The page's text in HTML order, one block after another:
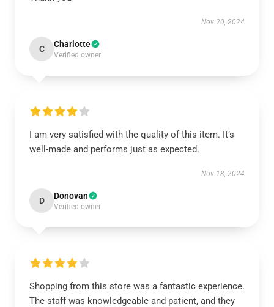
Nov 20, 2024
C Charlotte
Verified owner
I am very satisfied with the quality of this item. It’s
well-made and performs just as expected.
Nov 18, 2024
D Donovan
Verified owner
Shopping from this store was a fantastic experience.
The staff was knowledgeable and patient, and they